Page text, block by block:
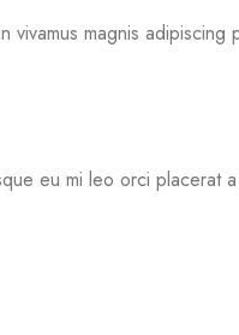
vivamus magnis
eu mi leo orci placerat